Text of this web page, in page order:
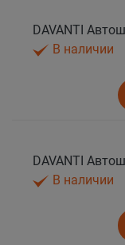
В наличии
В наличии